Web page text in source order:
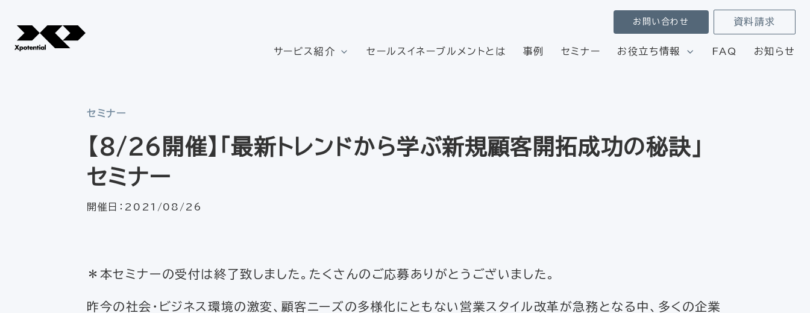
サービス紹介 セールスイネーブルメントとは 事例 セミナー お役立ち情報 FAQ お知らせ
お問い合わせ 資料請求
セミナー
【8/26開催】「最新トレンドから学ぶ新規顧客開拓成功の秘訣」
セミナー
開催日： 2021/08/26
＊本セミナーの受付は終了致しました。たくさんのご応募ありがとうございました。
昨今の社会・ビジネス環境の激変、顧客ニーズの多様化にともない営業スタイル改革が急務となる中、多くの企業